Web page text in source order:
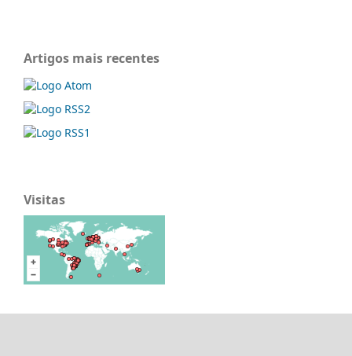
Artigos mais recentes
Visitas